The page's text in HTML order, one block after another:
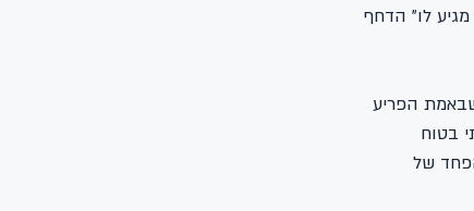
לו" הדחף
הפריע
בטוח
של